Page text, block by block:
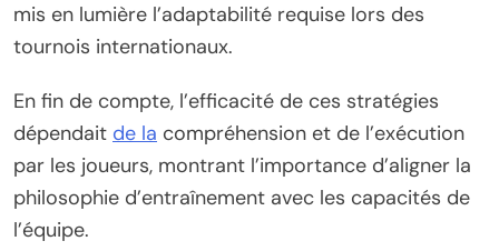
mis en lumière l’adaptabilité requise lors des
tournois internationaux.
En fin de compte, l’efficacité de ces stratégies
dépendait de la compréhension et de l’exécution
par les joueurs, montrant l’importance d’aligner la
philosophie d’entraînement avec les capacités de
l’équipe.